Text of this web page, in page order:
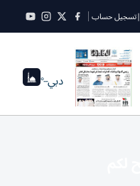
|تسجيل حساب
دبي--°